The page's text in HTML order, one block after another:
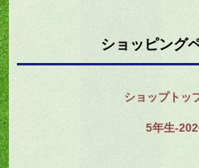
ショッピング
ショップトッ
5年生-